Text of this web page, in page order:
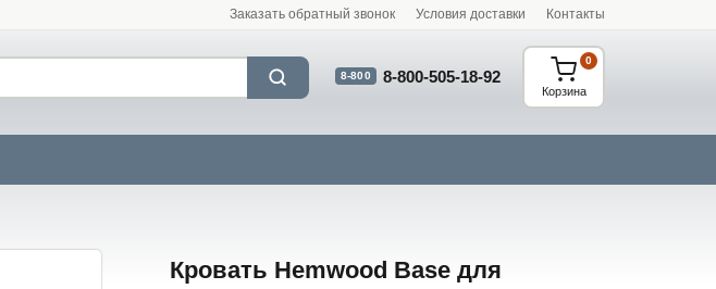
Заказать обратный звонок Условия доставки Контакты
8-800 8-800-505-18-92
Корзина
0
Кровать Hemwood Base для